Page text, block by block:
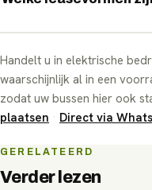
leasemaatschappijen
maandprijs — gratis, via
Operational Lease,
betaalt u als particulier
operational en financial
fiscale voordelen. Welke
van uw situatie —
onderhandelt de
Handelt u in elektrische
waarschijnlijk al in een
zodat uw bussen hier ook
plaatsen · Direct via
GERELATEERD
Verder lezen